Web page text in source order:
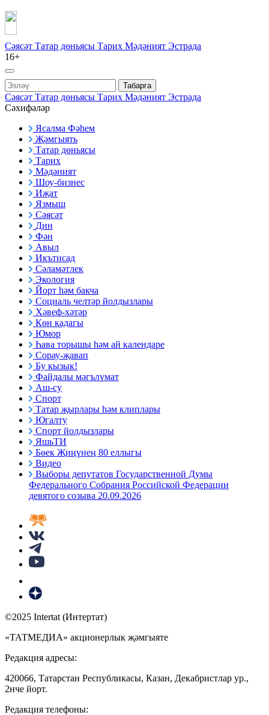
Сәясәт Татар дөньясы Тарих Мәдәният Эстрада
16+
Табарга
Сәясәт Татар дөньясы Тарих Мәдәният Эстрада
Сәхифәләр
Ясалма Фәһем
Җәмгыять
Татар дөньясы
Тарих
Мәдәният
Шоу-бизнес
Иҗат
Язмыш
Сәясәт
Дин
Фән
Авыл
Икътисад
Сәламәтлек
Экология
Йорт һәм бакча
Социаль челтәр йолдызлары
Хәвеф-хәтәр
Көн кадагы
Юмор
Һава торышы һәм ай календаре
Сорау-җавап
Бу кызык!
Файдалы мәгълүмат
Аш-су
Спорт
Татар җырлары һәм клиплары
Югалту
Спорт йолдызлары
ЯшьТИ
Бөек Җиңүнең 80 еллыгы
Видео
Выборы депутатов Государственной Думы
Федерального Собрания Российской Федерации
девятого созыва 20.09.2026
©2025 Intertat (Интертат)
«ТАТМЕДИА» акционерлык җәмгыяте
Редакция адресы:
420066, Татарстан Республикасы, Казан, Декабристлар ур.,
2нче йорт.
Редакция телефоны: